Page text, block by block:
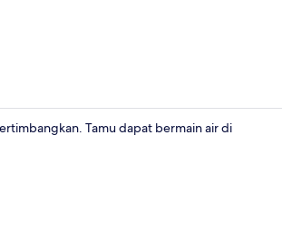
Tamu dapat bermain air di